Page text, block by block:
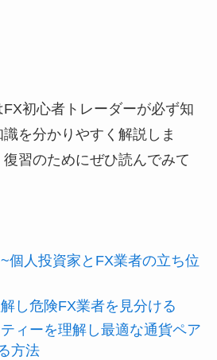
初心者トレーダーが必ず知
を分かりやすく解説しま
習のためにぜひ読んでみて
個人投資家とFX業者の立ち位
し危険FX業者を見分ける
ィーを理解し最適な通貨ペア
方法